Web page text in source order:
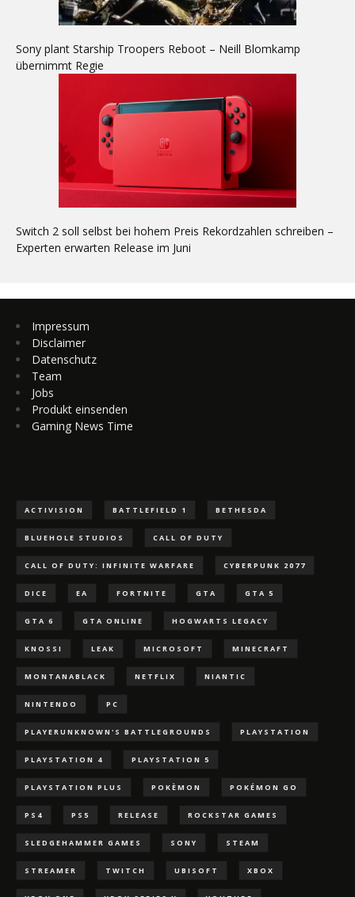
Sony plant Starship Troopers Reboot – Neill Blomkamp
übernimmt Regie
Switch 2 soll selbst bei hohem Preis Rekordzahlen schreiben –
Experten erwarten Release im Juni
Impressum
Disclaimer
Datenschutz
Team
Jobs
Produkt einsenden
Gaming News Time
ACTIVISION BATTLEFIELD 1 BETHESDA
BLUEHOLE STUDIOS CALL OF DUTY
CALL OF DUTY: INFINITE WARFARE CYBERPUNK 2077
DICE EA FORTNITE GTA GTA 5
GTA 6 GTA ONLINE HOGWARTS LEGACY
KNOSSI LEAK MICROSOFT MINECRAFT
MONTANABLACK NETFLIX NIANTIC
NINTENDO PC
PLAYERUNKNOWN'S BATTLEGROUNDS PLAYSTATION
PLAYSTATION 4 PLAYSTATION 5
PLAYSTATION PLUS POKÈMON POKÉMON GO
PS4 PS5 RELEASE ROCKSTAR GAMES
SLEDGEHAMMER GAMES SONY STEAM
STREAMER TWITCH UBISOFT XBOX